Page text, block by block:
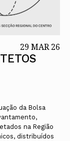
29 MAR 26
da Bolsa
na Região
distribuídos